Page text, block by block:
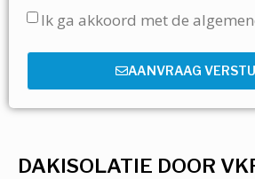
DAKISOLATIE DOOR
Ik ga akkoord met de
AANVRAAG